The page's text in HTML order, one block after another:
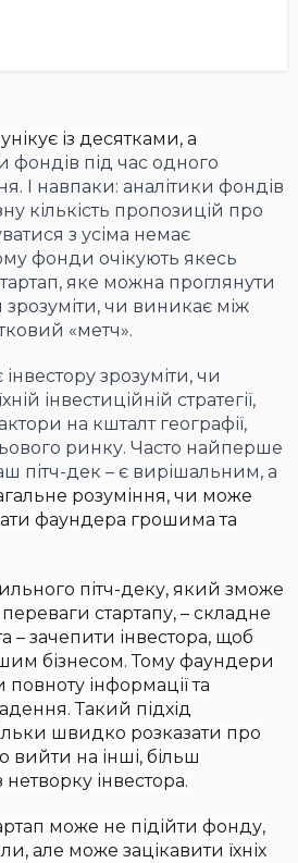
із десятками, а
фондів під час одного
І навпаки: аналітики фондів
кількість пропозицій про
з усіма немає
фонди очікують якесь
яке можна проглянути
зрозуміти, чи виникає між
«метч».
зрозуміти, чи
інвестиційній стратегії,
на кшталт географії,
ринку. Часто найперше
пітч-дек – є вирішальним, а
розуміння, чи може
фаундера грошима та
пітч-деку, який зможе
стартапу, – складне
– зачепити інвестора, щоб
бізнесом. Тому фаундери
інформації та
Такий підхід
швидко розказати про
вийти на інші, більш
інвестора.
може не підійти фонду,
але може зацікавити їхніх